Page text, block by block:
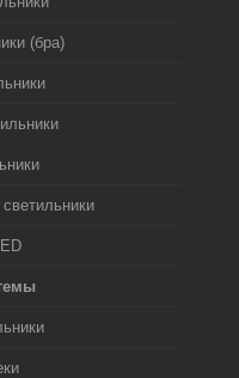
(бра)